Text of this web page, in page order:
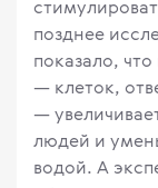
позднее
показало,
— клеток,
—
людей и
водой. А